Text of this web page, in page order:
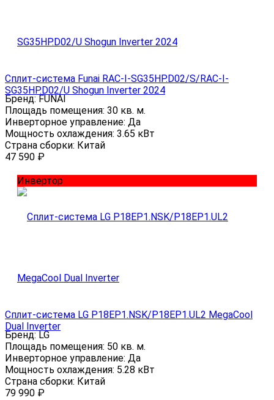
Сплит-система Funai RAC-I-SG35HP.D02/S/RAC-I-
SG35HP.D02/U Shogun Inverter 2024
Бренд: FUNAI
Площадь помещения: 30 кв. м.
Инверторное управление: Да
Мощность охлаждения: 3.65 кВт
Страна сборки: Китай
47 590 ₽
Инвертор
Сплит-система LG P18EP1.NSK/P18EP1.UL2 MegaCool
Dual Inverter
Бренд: LG
Площадь помещения: 50 кв. м.
Инверторное управление: Да
Мощность охлаждения: 5.28 кВт
Страна сборки: Китай
79 990 ₽